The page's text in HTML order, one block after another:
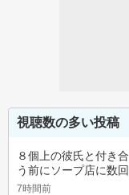
視聴数の多い投稿
８個上の彼氏と付き
う前にソープ店に数
7時間前